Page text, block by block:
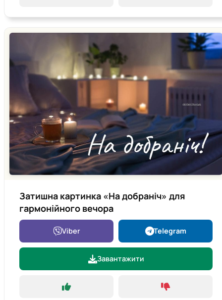
Затишна картинка «На добраніч» для
гармонійного вечора
Viber Telegram
Завантажити